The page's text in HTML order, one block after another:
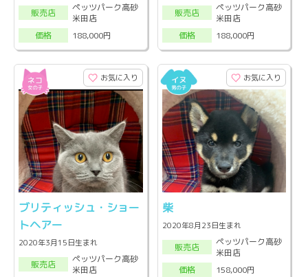
販売店
ペッツパーク高砂
米田店
価格
188,000円
販売店
ペッツパーク高砂
米田店
価格
188,000円
お気に入り
ブリティッシュ・ショー
トヘアー
2020年3月15日生まれ
販売店
ペッツパーク高砂
米田店
お気に入り
柴
2020年8月23日生まれ
販売店
ペッツパーク高砂
米田店
価格
158,000円